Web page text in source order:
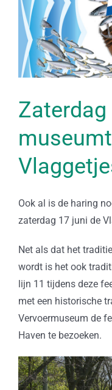
Ook al is de haring
zaterdag 17 juni de
Net als dat het
wordt is het ook
lijn 11 tijdens deze
met een historische
Vervoermuseum de
Haven te bezoeken.